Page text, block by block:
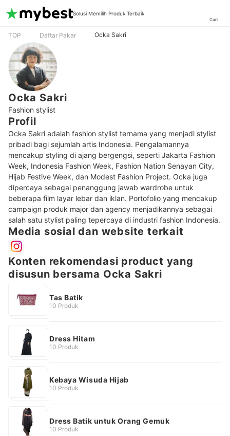
Solusi Memilih Produk Terbaik
Cari
TOP Daftar Pakar Ocka Sakri
Ocka Sakri
Fashion stylist
Profil
Ocka Sakri adalah fashion stylist ternama yang menjadi stylist
pribadi bagi sejumlah artis Indonesia. Pengalamannya
mencakup styling di ajang bergengsi, seperti Jakarta Fashion
Week, Indonesia Fashion Week, Fashion Nation Senayan City,
Hijab Festive Week, dan Modest Fashion Project. Ocka juga
dipercaya sebagai penanggung jawab wardrobe untuk
beberapa film layar lebar dan iklan. Portofolio yang mencakup
campaign produk major dan agency menjadikannya sebagai
salah satu stylist paling tepercaya di industri fashion Indonesia.
Media sosial dan website terkait
Konten rekomendasi product yang
disusun bersama Ocka Sakri
Tas Batik
10 Produk
Dress Hitam
10 Produk
Kebaya Wisuda Hijab
10 Produk
Dress Batik untuk Orang Gemuk
10 Produk